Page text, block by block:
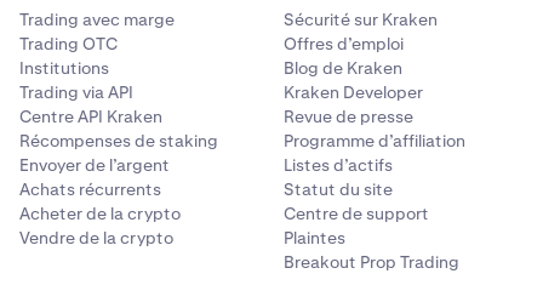
Trading avec marge
Trading OTC
Institutions
Trading via API
Centre API Kraken
Récompenses de staking
Envoyer de l’argent
Achats récurrents
Acheter de la crypto
Vendre de la crypto
Sécurité sur Kraken
Offres d’emploi
Blog de Kraken
Kraken Developer
Revue de presse
Programme d’affiliation
Listes d’actifs
Statut du site
Centre de support
Plaintes
Breakout Prop Trading